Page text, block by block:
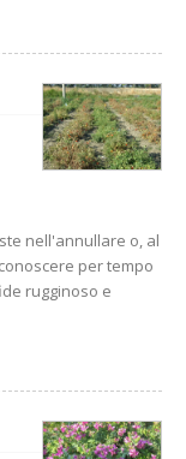
nell'annullare o, al
per tempo
rugginoso e